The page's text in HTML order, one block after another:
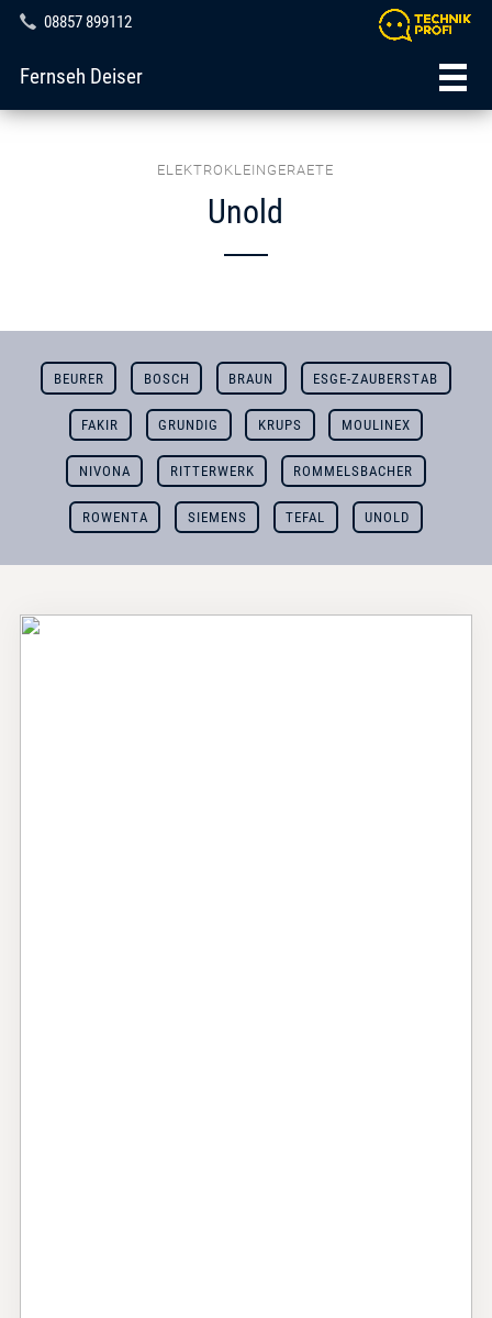
08857 899112
Fernseh Deiser
ELEKTROKLEINGERAETE
Unold
BEURER BOSCH BRAUN ESGE-ZAUBERSTAB
FAKIR GRUNDIG KRUPS MOULINEX
NIVONA RITTERWERK ROMMELSBACHER
ROWENTA SIEMENS TEFAL UNOLD